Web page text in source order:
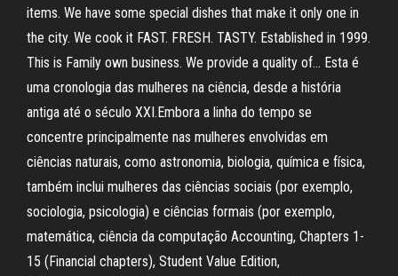
items. We have some special dishes that make it only one in
the city. We cook it FAST. FRESH. TASTY. Established in 1999.
This is Family own business. We provide a quality of… Esta é
uma cronologia das mulheres na ciência, desde a história
antiga até o século XXI.Embora a linha do tempo se
concentre principalmente nas mulheres envolvidas em
ciências naturais, como astronomia, biologia, química e física,
também inclui mulheres das ciências sociais (por exemplo,
sociologia, psicologia) e ciências formais (por exemplo,
matemática, ciência da computação Accounting, Chapters 1-
15 (Financial chapters), Student Value Edition,